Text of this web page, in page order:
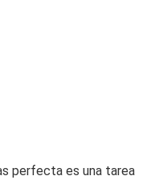
perfecta es una tarea